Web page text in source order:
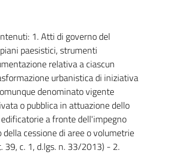
1. Atti di governo del
paesistici, strumenti
relativa a ciascun
urbanistica di iniziativa
denominato vigente
o pubblica in attuazione dello
a fronte dell'impegno
cessione di aree o volumetrie
39, c. 1, d.lgs. n. 33/2013) - 2.